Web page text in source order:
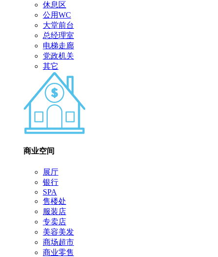
休息区
公用WC
大堂前台
总经理室
电梯走廊
党政机关
其它
商业空间
展厅
银行
SPA
售楼处
服装店
专卖店
美容美发
商场超市
商业零售